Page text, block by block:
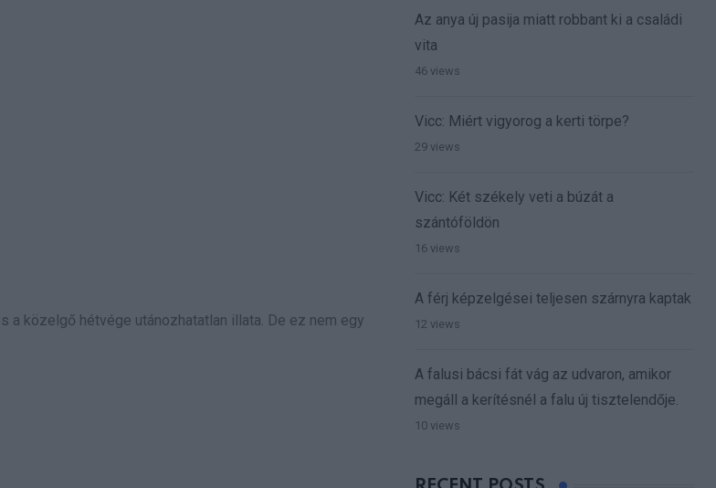
közelgő hétvége utánozhatatlan illata. De ez nem egy
Az anya új pasija miatt robbant ki a családi
vita
46 views
Vicc: Miért vigyorog a kerti törpe?
29 views
Vicc: Két székely veti a búzát a
szántóföldön
16 views
A férj képzelgései teljesen szárnyra kaptak
12 views
A falusi bácsi fát vág az udvaron, amikor
megáll a kerítésnél a falu új tisztelendője.
10 views